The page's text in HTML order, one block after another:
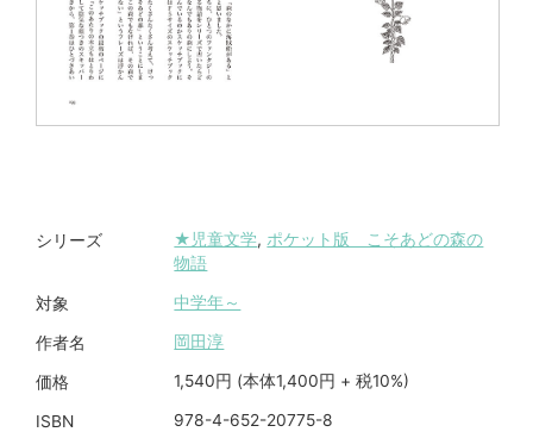
シリーズ ★児童文学, ポケット版 こそあどの森の
物語
対象 中学年～
作者名 岡田淳
価格 1,540円 (本体1,400円 + 税10%)
ISBN 978-4-652-20775-8